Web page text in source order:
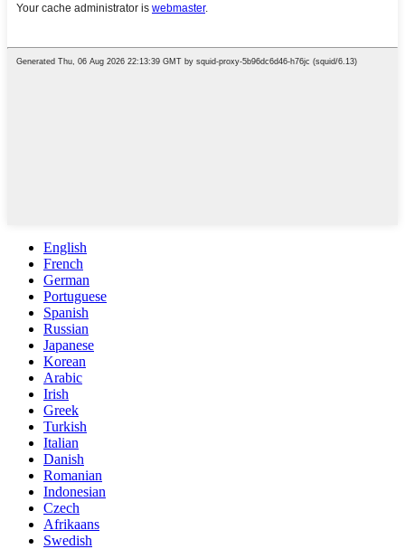
English
French
German
Portuguese
Spanish
Russian
Japanese
Korean
Arabic
Irish
Greek
Turkish
Italian
Danish
Romanian
Indonesian
Czech
Afrikaans
Swedish